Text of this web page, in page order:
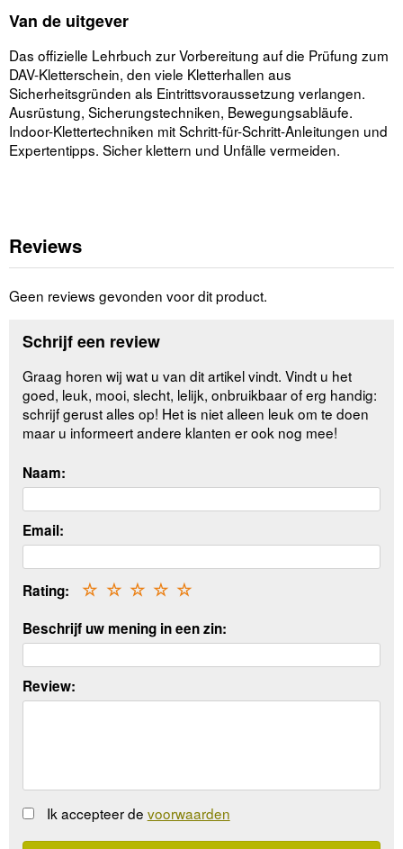
Van de uitgever
Das offizielle Lehrbuch zur Vorbereitung auf die Prüfung zum
DAV-Kletterschein, den viele Kletterhallen aus
Sicherheitsgründen als Eintrittsvoraussetzung verlangen.
Ausrüstung, Sicherungstechniken, Bewegungsabläufe.
Indoor-Klettertechniken mit Schritt-für-Schritt-Anleitungen und
Expertentipps. Sicher klettern und Unfälle vermeiden.
Reviews
Geen reviews gevonden voor dit product.
Schrijf een review
Graag horen wij wat u van dit artikel vindt. Vindt u het
goed, leuk, mooi, slecht, lelijk, onbruikbaar of erg handig:
schrijf gerust alles op! Het is niet alleen leuk om te doen
maar u informeert andere klanten er ook nog mee!
Naam:
Email:
Rating: ☆
☆
☆
☆
☆
Beschrijf uw mening in een zin:
Review:
Ik accepteer de voorwaarden